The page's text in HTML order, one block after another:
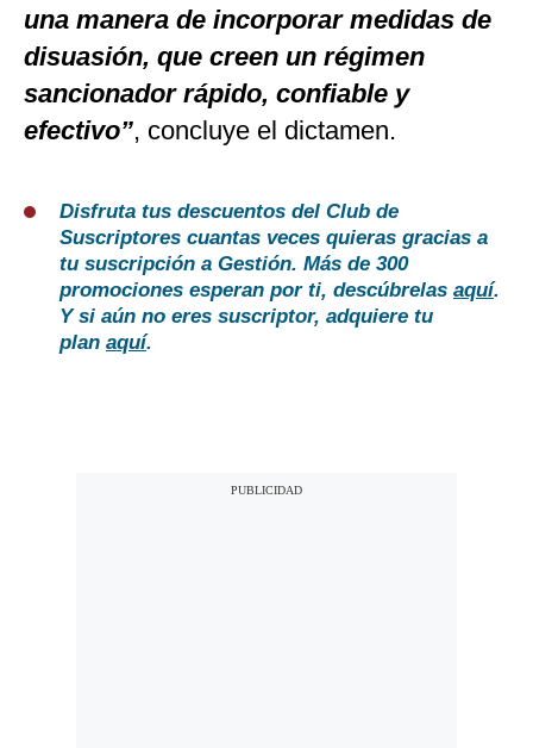
una manera de incorporar medidas de
disuasión, que creen un régimen
sancionador rápido, confiable y
efectivo”, concluye el dictamen.
Disfruta tus descuentos del Club de
Suscriptores cuantas veces quieras gracias a
tu suscripción a Gestión. Más de 300
promociones esperan por ti, descúbrelas aquí.
Y si aún no eres suscriptor, adquiere tu
plan aquí.